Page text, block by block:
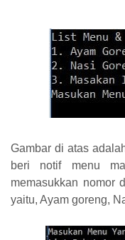
Gambar di atas
beri notif menu
memasukkan nomor
yaitu, Ayam goreng,